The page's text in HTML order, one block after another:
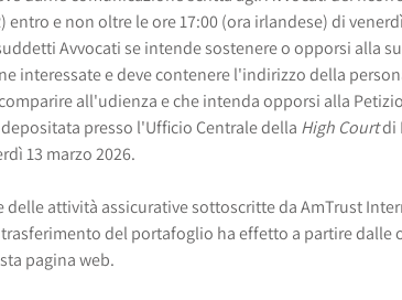
e non oltre le ore 17:00 (ora irlandese) di
Avvocati se intende sostenere o opporsi alla
interessate e deve contenere l'indirizzo della
all'udienza e che intenda opporsi alla
presso l'Ufficio Centrale della High Courtdi
13 marzo 2026.
attività assicurative sottoscritte da AmTrust
del portafoglio ha effetto a partire dalle
pagina web.